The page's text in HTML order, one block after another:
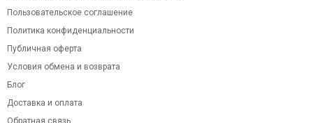
Пользовательское соглашение
Политика конфиденциальности
Публичная оферта
Условия обмена и возврата
Блог
Доставка и оплата
Обратная связь